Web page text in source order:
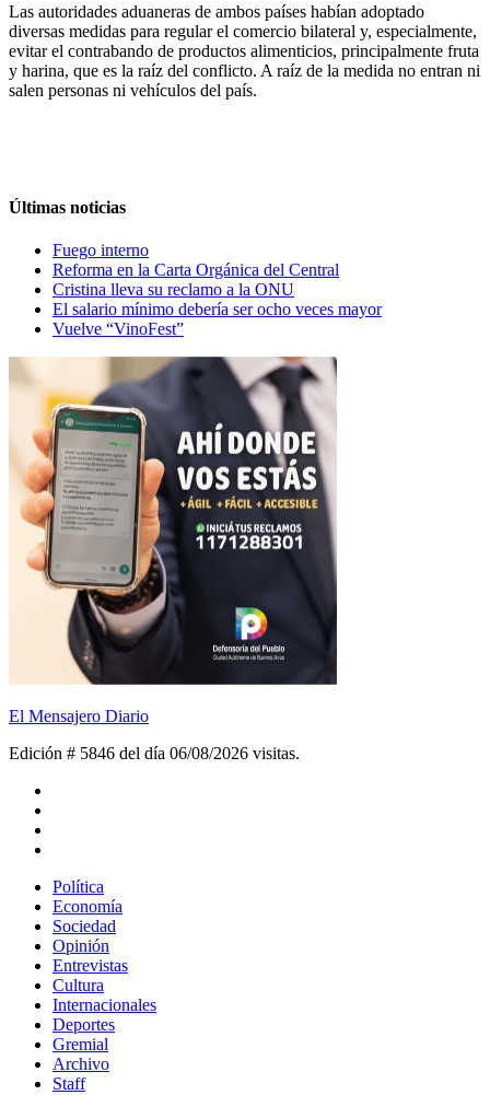
Las autoridades aduaneras de ambos países habían adoptado
diversas medidas para regular el comercio bilateral y, especialmente,
evitar el contrabando de productos alimenticios, principalmente fruta
y harina, que es la raíz del conflicto. A raíz de la medida no entran ni
salen personas ni vehículos del país.
Últimas noticias
Fuego interno
Reforma en la Carta Orgánica del Central
Cristina lleva su reclamo a la ONU
El salario mínimo debería ser ocho veces mayor
Vuelve “VinoFest”
El Mensajero Diario
Edición # 5846 del día 06/08/2026 visitas.
Política
Economía
Sociedad
Opinión
Entrevistas
Cultura
Internacionales
Deportes
Gremial
Archivo
Staff